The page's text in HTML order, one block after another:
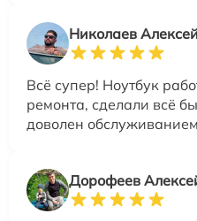
Николаев Алексей
Всё супер! Ноутбук
ремонта, сделали всё
доволен
Дорофеев